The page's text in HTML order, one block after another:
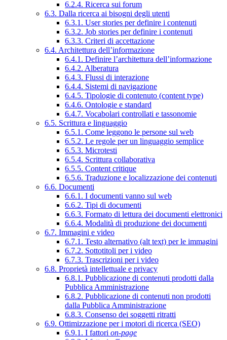
6.2.4. Ricerca sui forum
6.3. Dalla ricerca ai bisogni degli utenti
6.3.1. User stories per definire i contenuti
6.3.2. Job stories per definire i contenuti
6.3.3. Criteri di accettazione
6.4. Architettura dell’informazione
6.4.1. Definire l’architettura dell’informazione
6.4.2. Alberatura
6.4.3. Flussi di interazione
6.4.4. Sistemi di navigazione
6.4.5. Tipologie di contenuto (content type)
6.4.6. Ontologie e standard
6.4.7. Vocabolari controllati e tassonomie
6.5. Scrittura e linguaggio
6.5.1. Come leggono le persone sul web
6.5.2. Le regole per un linguaggio semplice
6.5.3. Microtesti
6.5.4. Scrittura collaborativa
6.5.5. Content critique
6.5.6. Traduzione e localizzazione dei contenuti
6.6. Documenti
6.6.1. I documenti vanno sul web
6.6.2. Tipi di documenti
6.6.3. Formato di lettura dei documenti elettronici
6.6.4. Modalità di produzione dei documenti
6.7. Immagini e video
6.7.1. Testo alternativo (alt text) per le immagini
6.7.2. Sottotitoli per i video
6.7.3. Trascrizioni per i video
6.8. Proprietà intellettuale e privacy
6.8.1. Pubblicazione di contenuti prodotti dalla
Pubblica Amministrazione
6.8.2. Pubblicazione di contenuti non prodotti
dalla Pubblica Amministrazione
6.8.3. Consenso dei soggetti ritratti
6.9. Ottimizzazione per i motori di ricerca (SEO)
6.9.1. I fattori on-page